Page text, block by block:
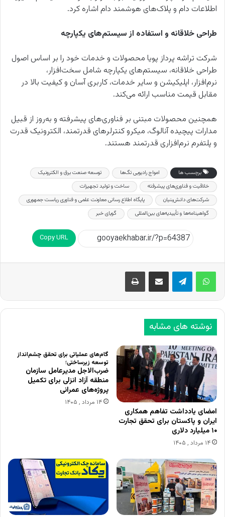
اطلاعات دام و پلاک‌های هوشمند دام اشاره کرد.
طراحی خلاقانه و استفاده از سیستم‌های یکپارچه
شرکت تراشه پرداز پویا محصولات و خدمات خود را بر اساس اصول
طراحی خلاقانه، سیستم‌های یکپارچه شامل سخت‌افزار،
نرم‌افزار، اپلیکیشن و سایر خدمات، کاربری آسان و کیفیت بالا در
مقابل قیمت مناسب ارائه می‌کند.
همچنین محصولات مبتنی بر فناوری‌های پیشرفته و به‌روز از قبیل
مدارات پیچیده آنالوگ، میکرو کنترلرهای قدرتمند، الکترونیک قدرت
و پلتفرم نرم‌افزاری قدرتمند هستند.
برچسب ها امواج رادیویی تگ‌ها
توسعه صنعت برق و الکترونیک
خلاقیت و فناوری‌های پیشرفته
ساخت و تولید تجهیزات
شرکت‌های دانش‌بنیان
پایگاه اطلاع رسانی معاونت علمی و فناوری ریاست جمهوری
گواهینامه‌ها و تأییدیه‌های بین‌المللی
گویای خبر
Copy URL
اشتراک گذاری از طریق ایمیل چاپ
نوشته های مشابه
امضای یادداشت تفاهم همکاری
ایران و پاکستان برای تحقق تجارت
۱۰ میلیارد دلاری
۱۴ مرداد , ۱۴۰۵
گام‌های عملیاتی برای تحقق چشم‌انداز
توسعه زیرساختی؛
ضرب‌الاجل مدیرعامل سازمان
منطقه آزاد انزلی برای تکمیل
پروژه‌های عمرانی
۱۴ مرداد , ۱۴۰۵